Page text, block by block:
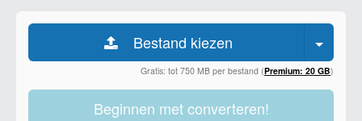
Bestand kiezen
Gratis: tot 750 MB per bestand (Premium: 20 GB)
Beginnen met converteren!